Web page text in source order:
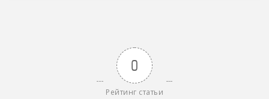
0
Рейтинг статьи